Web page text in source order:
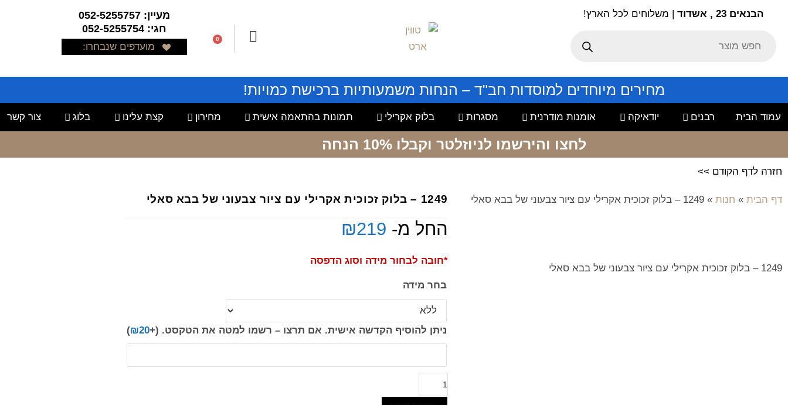
הבנאים 23 , אשדוד | משלוחים לכל הארץ!
0
מעיין: 052-5255757
חגי: 052-5255754
מועדפים שנבחרו:
מחירים מיוחדים למוסדות חב"ד – הנחות משמעותיות ברכישת כמויות!
עמוד הבית רבנים יודאיקה אומנות מודרנית מסגרות בלוק אקרילי תמונות בהתאמה אישית מחירון קצת עלינו בלוג צור קשר
לחצו והירשמו לניוזלטר וקבלו 10% הנחה
חזרה לדף הקודם >>
דף הבית » חנות » 1249 – בלוק זכוכית אקרילי עם ציור צבעוני של בבא סאלי
1249 – בלוק זכוכית אקרילי עם ציור צבעוני של בבא סאלי
1249 – בלוק זכוכית אקרילי עם ציור צבעוני של בבא סאלי
החל מ- ₪219
*חובה לבחור מידה וסוג הדפסה
בחר מידה
ניתן להוסיף הקדשה אישית. אם תרצו – רשמו למטה את הטקסט. (+
₪20
)